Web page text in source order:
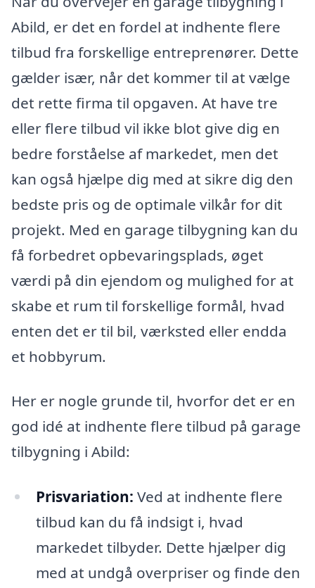
Abild, er det en fordel at indhente flere
tilbud fra forskellige entreprenører. Dette
gælder især, når det kommer til at vælge
det rette firma til opgaven. At have tre
eller flere tilbud vil ikke blot give dig en
bedre forståelse af markedet, men det
kan også hjælpe dig med at sikre dig den
bedste pris og de optimale vilkår for dit
projekt. Med en garage tilbygning kan du
få forbedret opbevaringsplads, øget
værdi på din ejendom og mulighed for at
skabe et rum til forskellige formål, hvad
enten det er til bil, værksted eller endda
et hobbyrum.
Her er nogle grunde til, hvorfor det er en
god idé at indhente flere tilbud på garage
tilbygning i Abild:
Prisvariation: Ved at indhente flere
tilbud kan du få indsigt i, hvad
markedet tilbyder. Dette hjælper dig
med at undgå overpriser og finde den